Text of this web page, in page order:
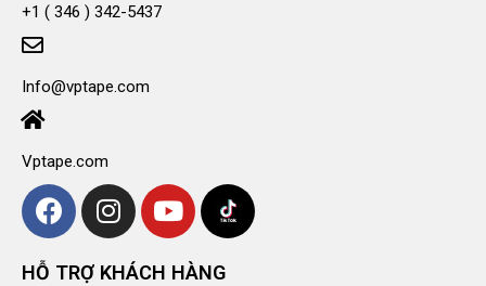
+1 ( 346 ) 342-5437
Info@vptape.com
Vptape.com
HỖ TRỢ KHÁCH HÀNG